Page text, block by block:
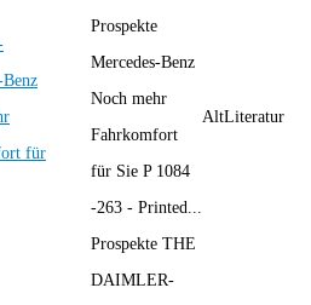
Benz
für
Prospekte
Mercedes-Benz
Noch mehr
Fahrkomfort
für Sie P 1084
-263 - Printed...
AltLiteratur
Prospekte THE
DAIMLER-